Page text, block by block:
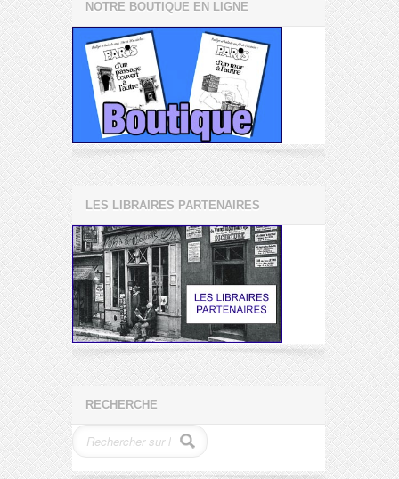
NOTRE BOUTIQUE EN LIGNE
LES LIBRAIRES PARTENAIRES
RECHERCHE